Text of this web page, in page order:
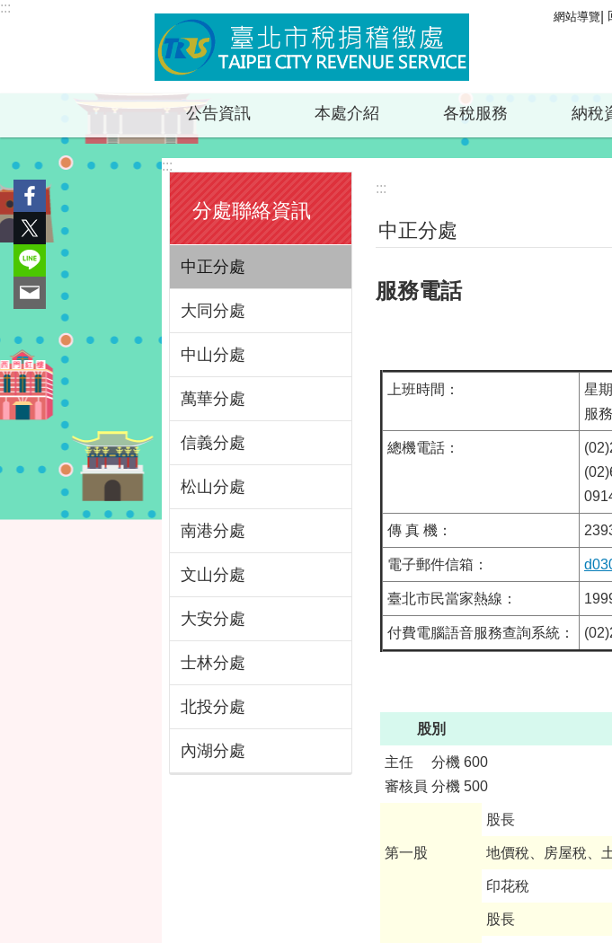
跳到主要內容區塊
:::
網站導覽
公告資訊 本處介紹 各稅服務 納稅
:::
分處聯絡資訊
中正分處
大同分處
中山分處
萬華分處
信義分處
松山分處
南港分處
文山分處
大安分處
士林分處
北投分處
內湖分處
:::
中正分處
服務電話
上班時間：
星
服
總機電話：
傳 真 機：
電子郵件信箱：
臺北市民當家熱線：
付費電腦語音服務查詢系統：
股別
主任 分機 600
審核員 分機 500
第一股
股長
地價稅、房屋稅、
印花稅
股長